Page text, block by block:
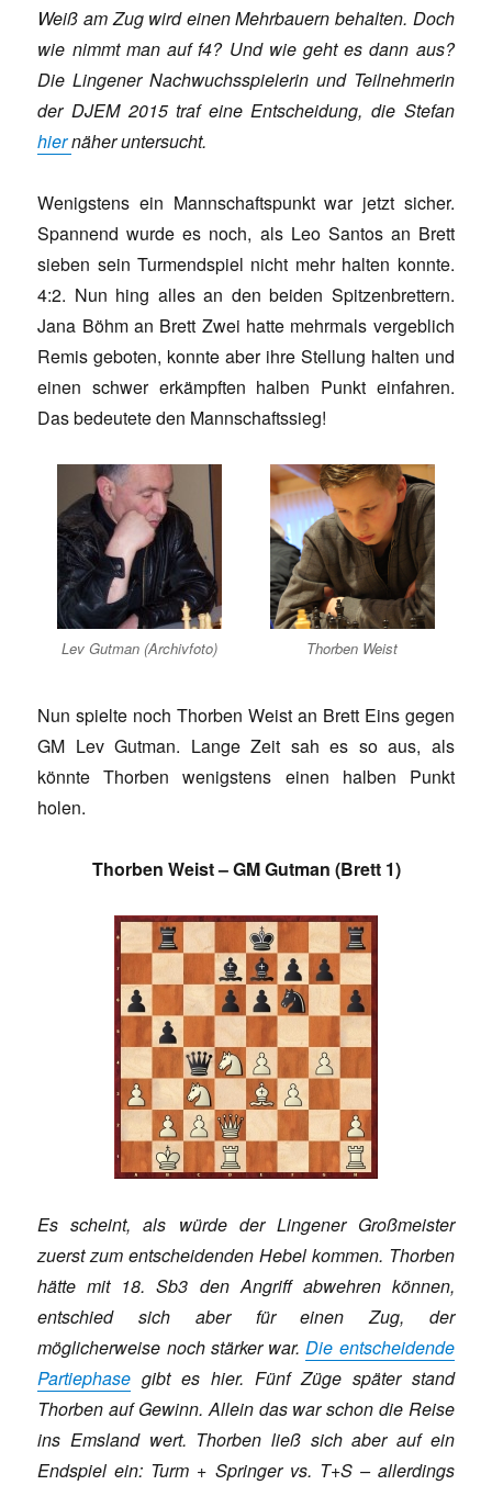
Weiß am Zug wird einen Mehrbauern behalten. Doch
wie nimmt man auf f4? Und wie geht es dann aus?
Die Lingener Nachwuchsspielerin und Teilnehmerin
der DJEM 2015 traf eine Entscheidung, die Stefan
hiernäher untersucht.
Wenigstens ein Mannschaftspunkt war jetzt sicher.
Spannend wurde es noch, als Leo Santos an Brett
sieben sein Turmendspiel nicht mehr halten konnte.
4:2. Nun hing alles an den beiden Spitzenbrettern.
Jana Böhm an Brett Zwei hatte mehrmals vergeblich
Remis geboten, konnte aber ihre Stellung halten und
einen schwer erkämpften halben Punkt einfahren.
Das bedeutete den Mannschaftssieg!
Lev Gutman (Archivfoto) Thorben Weist
Nun spielte noch Thorben Weist an Brett Eins gegen
GM Lev Gutman. Lange Zeit sah es so aus, als
könnte Thorben wenigstens einen halben Punkt
holen.
Thorben Weist – GM Gutman (Brett 1)
Es scheint, als würde der Lingener Großmeister
zuerst zum entscheidenden Hebel kommen. Thorben
hätte mit 18. Sb3 den Angriff abwehren können,
entschied sich aber für einen Zug, der
möglicherweise noch stärker war.Die entscheidende
Partiephase gibt es hier. Fünf Züge später stand
Thorben auf Gewinn. Allein das war schon die Reise
ins Emsland wert. Thorben ließ sich aber auf ein
Endspiel ein: Turm + Springer vs. T+S – allerdings